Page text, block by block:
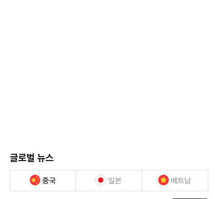
글로벌 뉴스
중국 일본 베트남